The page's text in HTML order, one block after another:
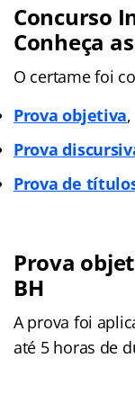
Concurso
Conheça
O certame foi
Prova objetiva
Prova
Prova de
Prova
BH
A prova foi
até 5 horas de